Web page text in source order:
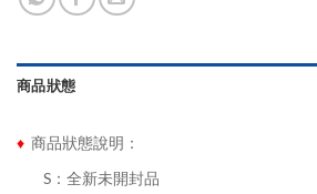
商品狀態
♦ 商品狀態說明：
S：全新未開封品